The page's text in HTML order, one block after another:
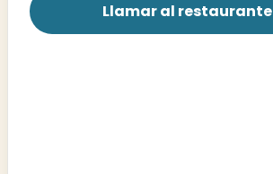
Llamar al restaurante